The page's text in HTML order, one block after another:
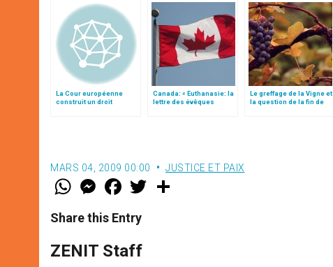
La Cour européenne
construit un droit
Canada: « Euthanasie: la
lettre des évêques
Le greffage de la Vigne et
la question de la fin de
MARS 04, 2009 00:00 JUSTICE ET PAIX
W
t
s
p
p
M
e
s
e
g
e
F
a
e
b
o
k
w
Share this Entry
ZENIT Staff